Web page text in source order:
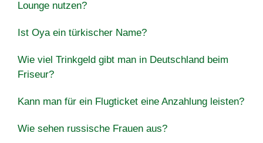
Lounge nutzen?
Ist Oya ein türkischer Name?
Wie viel Trinkgeld gibt man in Deutschland beim
Friseur?
Kann man für ein Flugticket eine Anzahlung leisten?
Wie sehen russische Frauen aus?